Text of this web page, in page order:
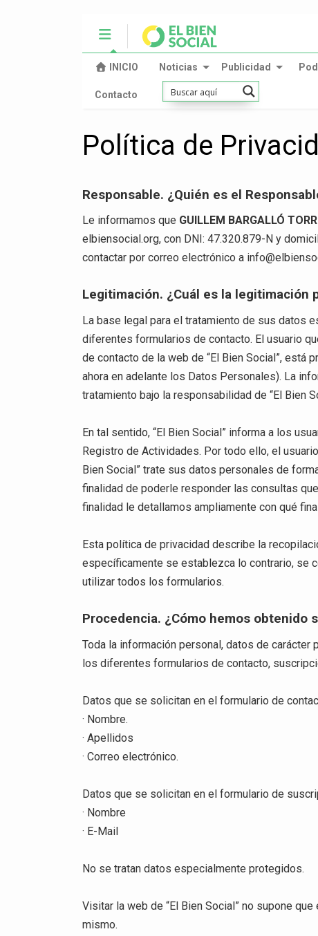
INICIO Noticias Publicidad
Contacto
Política de
Responsable. ¿Quién es el
Le informamos que GUILLEM BARGALLÓ
elbiensocial.org, con DNI: 47.320.879-N y
contactar por correo electrónico a
Legitimación. ¿Cuál es la legitimación
La base legal para el tratamiento de sus datos
diferentes formularios de contacto. El usuario
de contacto de la web de “El Bien Social”, está
ahora en adelante los Datos Personales). La
tratamiento bajo la responsabilidad de “El Bien
En tal sentido, “El Bien Social” informa a los
Registro de Actividades. Por todo ello, el
Bien Social” trate sus datos personales de
finalidad de poderle responder las consultas
finalidad le detallamos ampliamente con qué
Esta política de privacidad describe la
específicamente se establezca lo contrario, se
utilizar todos los formularios.
Procedencia. ¿Cómo hemos obtenido
Toda la información personal, datos de
los diferentes formularios de contacto,
Datos que se solicitan en el formulario de
· Nombre.
· Apellidos
· Correo electrónico.
Datos que se solicitan en el formulario de
· Nombre
· E-Mail
No se tratan datos especialmente protegidos.
Visitar la web de “El Bien Social” no supone
mismo.